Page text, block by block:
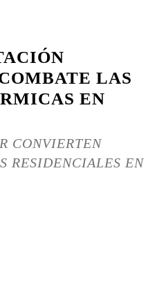
LAS
EN
CONVIERTEN
RESIDENCIALES EN